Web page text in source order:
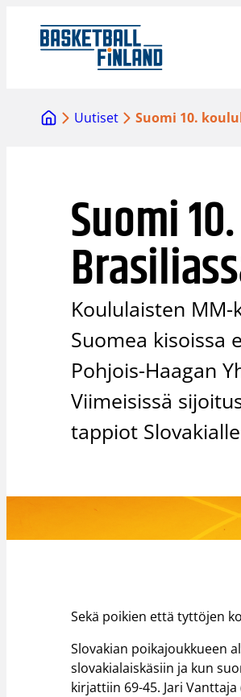
sisältöön
Uutiset Suomi 10.
Suomi
Koululaisten
Suomea kisoissa
Pohjois-Haagan
Viimeisissä
tappiot
Sekä poikien että tyttöjen
Slovakian poikajoukkueen
slovakialaiskäsiin ja kun
kirjattiin 69-45. Jari